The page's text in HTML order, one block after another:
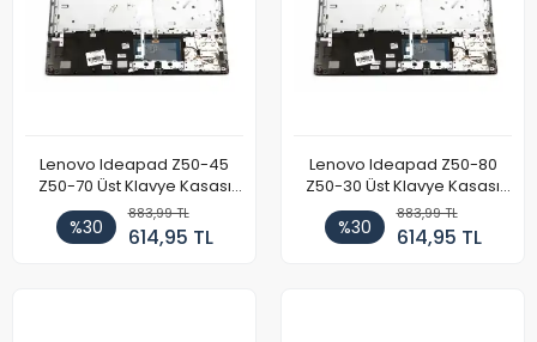
Lenovo Ideapad Z50-45
Z50-70 Üst Klavye Kasası
Gümüş
%30
883,99 TL
614,95 TL
Lenovo Ideapad Z50-80
Z50-30 Üst Klavye Kasası
Gümüş
%30
883,99 TL
614,95 TL